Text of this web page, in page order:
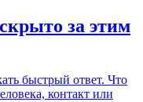
за этим
быстрый ответ. Что
контакт или